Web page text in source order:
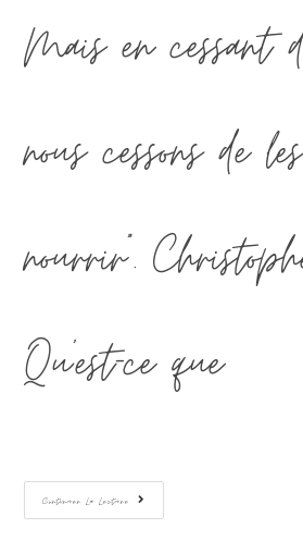
Mais en cessant
nous cessons de les
nourrir".
Qu'est-ce que…
Continuer La Lecture